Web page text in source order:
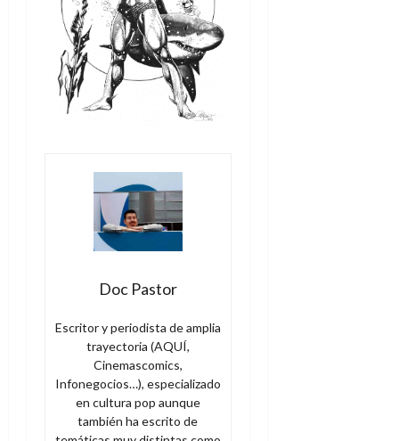
Doc Pastor
Escritor y periodista de amplia
trayectoria (AQUÍ,
Cinemascomics,
Infonegocios…), especializado
en cultura pop aunque
también ha escrito de